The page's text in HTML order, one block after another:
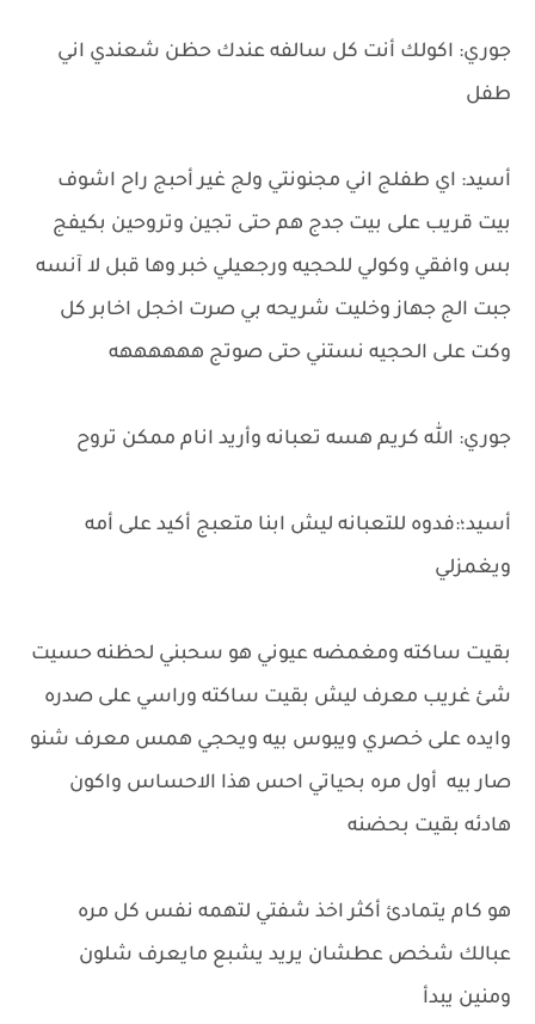
جوري: اكولك أنت كل سالفه عندك حظن شعندي اني
طفل
أسيد: اي طفلج اني مجنونتي ولج غير أحبج راح اشوف
بيت قريب على بيت جدج هم حتى تجين وتروحين بكيفج
بس وافقي وكولي للحجيه ورجعيلي خبر وها قبل لا آنسه
جبت الج جهاز وخليت شريحه بي صرت اخجل اخابر كل
وكت على الحجيه نستني حتى صوتج ههههههه
جوري: الله كريم هسه تعبانه وأريد انام ممكن تروح
أسيد؛:فدوه للتعبانه ليش ابنا متعبج أكيد على أمه
ويغمزلي
بقيت ساكته ومغمضه عيوني هو سحبني لحظنه حسيت
شئ غريب معرف ليش بقيت ساكته وراسي على صدره
وايده على خصري ويبوس بيه ويحجي همس معرف شنو
صار بيه أول مره بحياتي احس هذا الاحساس واكون
هادئه بقيت بحضنه
هو كام يتمادئ أكثر اخذ شفتي لتهمه نفس كل مره
عبالك شخص عطشان يريد يشبع مايعرف شلون
ومنين يبدأ